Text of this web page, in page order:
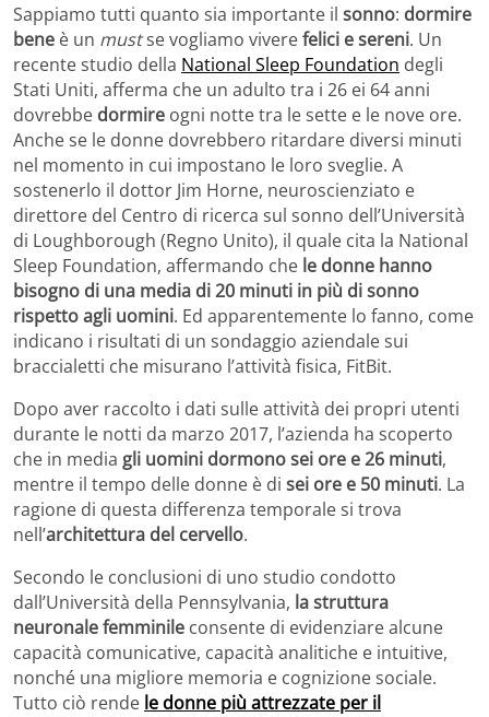
Sappiamo tutti quanto sia importante il sonno: dormire
bene è un mustse vogliamo viverefelici e sereni. Un
recente studio della National Sleep Foundation degli
Stati Uniti, afferma che un adulto tra i 26 ei 64 anni
dovrebbe dormire ogni notte tra le sette e le nove ore.
Anche se le donne dovrebbero ritardare diversi minuti
nel momento in cui impostano le loro sveglie. A
sostenerlo il dottor Jim Horne, neuroscienziato e
direttore del Centro di ricerca sul sonno dell’Università
di Loughborough (Regno Unito), il quale cita la National
Sleep Foundation, affermando che le donne hanno
bisogno di una media di 20 minuti in più di sonno
rispetto agli uomini. Ed apparentemente lo fanno, come
indicano i risultati di un sondaggio aziendale sui
braccialetti che misurano l’attività fisica, FitBit.
Dopo aver raccolto i dati sulle attività dei propri utenti
durante le notti da marzo 2017, l’azienda ha scoperto
che in media gli uomini dormono sei ore e 26 minuti,
mentre il tempo delle donne è di sei ore e 50 minuti. La
ragione di questa differenza temporale si trova
nell’architettura del cervello.
Secondo le conclusioni di uno studio condotto
dall’Università della Pennsylvania, la struttura
neuronale femminile consente di evidenziare alcune
capacità comunicative, capacità analitiche e intuitive,
nonché una migliore memoria e cognizione sociale.
Tutto ciò rende le donne più attrezzate per il